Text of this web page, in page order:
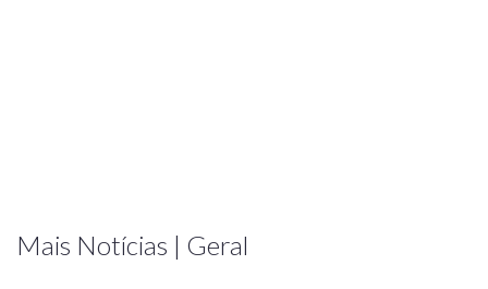
Mais Notícias | Geral